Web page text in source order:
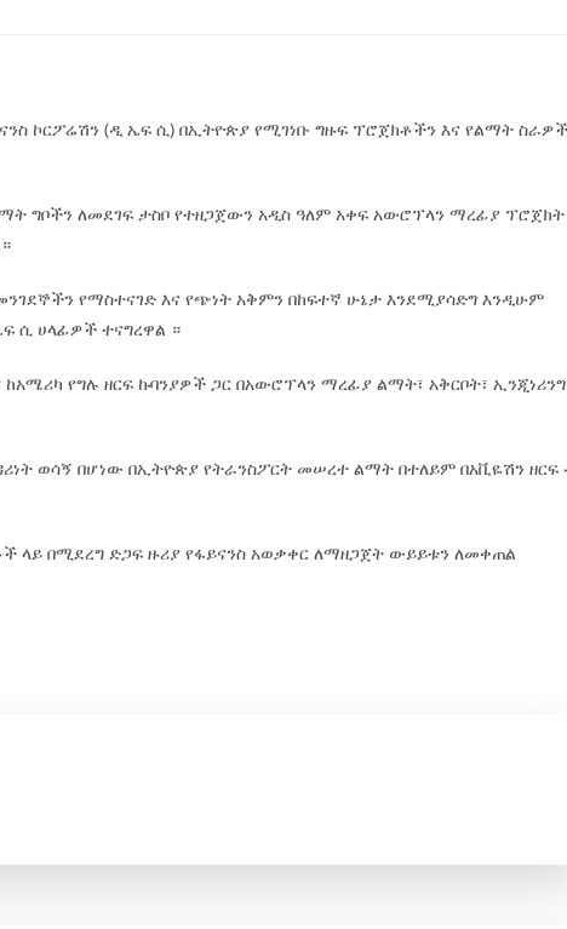
ኮርፖሬሽን (ዲ ኤፍ ሲ) በኢትዮጵያ የሚገነቡ ግዙፍ ፕሮጀክቶችን እና የልማት
ግቦችን ለመደገፍ ታስቦ የተዘጋጀውን አዲስ ዓለም አቀፍ አውሮፕላን ማረፊያ ፕሮጀክት
የማስተናገድ እና የጭነት አቅምን በከፍተኛ ሁኔታ እንደሚያሳድግ እንዲሁም
ሲ ሀላፊዎች ተናግረዋል ።
የግሉ ዘርፍ ኩባንያዎች ጋር በአውሮፕላን ማረፊያ ልማት፣ አቅርቦት፣
ወሳኝ በሆነው በኢትዮጵያ የትራንስፖርት መሠረተ ልማት በተለይም በአቪዬሽን ዘርፍ
በሚደረግ ድጋፍ ዙሪያ የፋይናንስ አወቃቀር ለማዘጋጀት ውይይቱን ለመቀጠል